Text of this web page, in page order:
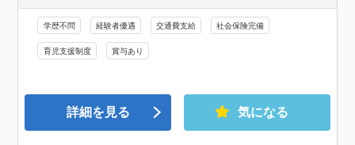
学歴不問 経験者優遇 交通費支給 社会保険完備
育児支援制度 賞与あり
詳細を見る 気になる